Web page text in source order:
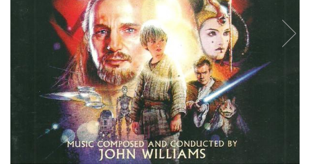
Viniluri Românești
Colecția Electrecord